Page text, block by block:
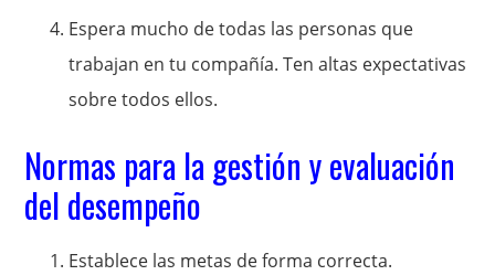
Espera mucho de todas las personas que
trabajan en tu compañía. Ten altas expectativas
sobre todos ellos.
Normas para la gestión y evaluación
del desempeño
Establece las metas de forma correcta.